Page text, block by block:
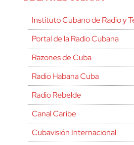
Instituto Cubano de Radio y
Portal de la Radio Cubana
Razones de Cuba
Radio Habana Cuba
Radio Rebelde
Canal Caribe
Cubavisión Internacional